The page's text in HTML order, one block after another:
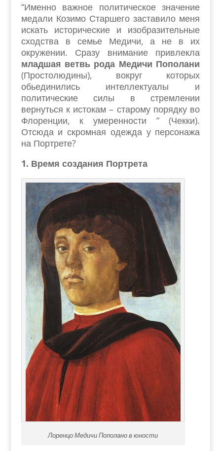
“Именно важное политическое значение
медали Козимо Старшего заставило меня
искать исторические и изобразительные
сходства в семье Медичи, а не в их
окружении. Сразу внимание привлекла
младшая ветвь рода Медичи Пополани
(Простолюдины), вокруг которых
обьединились интеллектуалы и
политические силы в стремлении
вернуться к истокам – старому порядку во
Флоренции, к умеренности “ (Чекки).
Отсюда и скромная одежда у персонажа
на Портрете?
1. Время создания Портрета
Лоренцо Медичи Пополано в юности